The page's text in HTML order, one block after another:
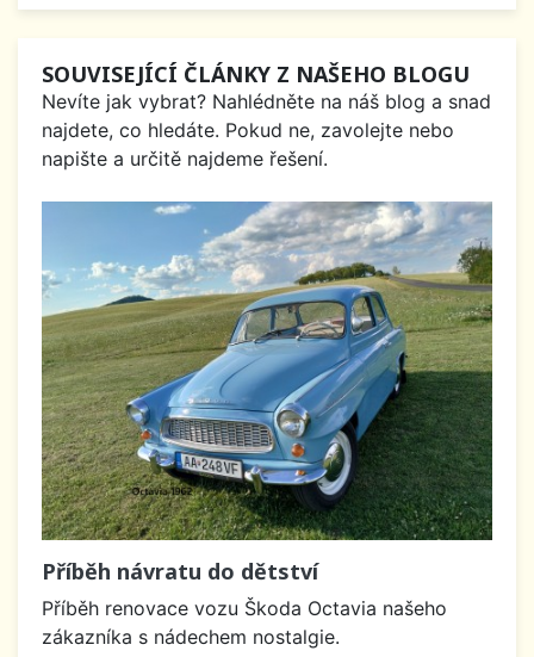
SOUVISEJÍCÍ ČLÁNKY Z NAŠEHO BLOGU
Nevíte jak vybrat? Nahlédněte na náš blog a snad
najdete, co hledáte. Pokud ne, zavolejte nebo
napište a určitě najdeme řešení.
Příběh návratu do dětství
Příběh renovace vozu Škoda Octavia našeho
zákazníka s nádechem nostalgie.